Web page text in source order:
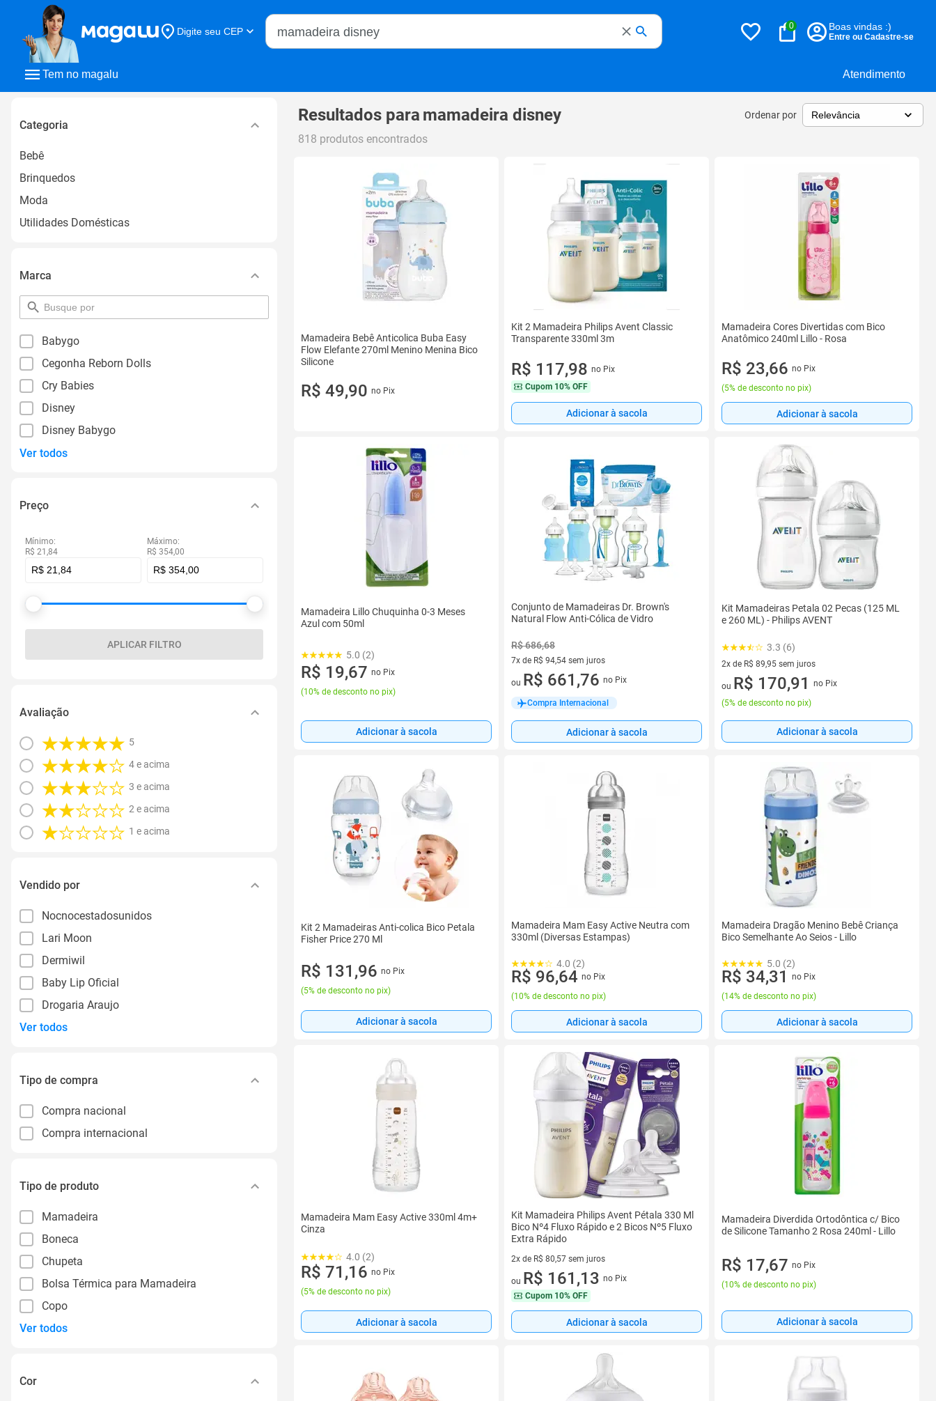
Tem no magalu Atendimento
Digite seu CEP
Buscar no Magalu
0 Boas vindas :)
Entre ou Cadastre-se
Categoria
Bebê
Brinquedos
Moda
Utilidades Domésticas
Marca
pesquisar
por
Babygo
Cegonha Reborn Dolls
Cry Babies
Disney
Disney Babygo
Ver todos
Preço
Mínimo:
R$ 21,84
Máximo:
R$ 354,00
APLICAR FILTRO
Avaliação
5
4 e acima
3 e acima
2 e acima
1 e acima
Vendido por
Nocnocestadosunidos
Lari Moon
Dermiwil
Baby Lip Oficial
Drogaria Araujo
Ver todos
Tipo de compra
Compra nacional
Compra internacional
Tipo de produto
Mamadeira
Boneca
Chupeta
Bolsa Térmica para Mamadeira
Copo
Ver todos
Cor
Resultados para mamadeira disney Ordenar por
818 produtos encontrados
Mamadeira Bebê Anticolica Buba Easy
Flow Elefante 270ml Menino Menina Bico
Silicone
R$ 49,90 no Pix
Kit 2 Mamadeira Philips Avent Classic
Transparente 330ml 3m
R$ 117,98 no Pix
Cupom 10% OFF
Adicionar à sacola
Mamadeira Cores Divertidas com Bico
Anatômico 240ml Lillo - Rosa
R$ 23,66 no Pix
(5% de desconto no pix)
Adicionar à sacola
Mamadeira Lillo Chuquinha 0-3 Meses
Azul com 50ml
5.0 (2)
R$ 19,67 no Pix
(10% de desconto no pix)
Adicionar à sacola
Conjunto de Mamadeiras Dr. Brown's
Natural Flow Anti-Cólica de Vidro
R$ 686,68
7x de R$ 94,54 sem juros
7 vez de R$ 94,54 sem juros
ou R$ 661,76 no Pix
Compra Internacional
Adicionar à sacola
Kit Mamadeiras Petala 02 Pecas (125 ML
e 260 ML) - Philips AVENT
3.3 (6)
2x de R$ 89,95 sem juros
2 vez de R$ 89,95 sem juros
ou R$ 170,91
no Pix
(5% de desconto no pix)
Adicionar à sacola
Kit 2 Mamadeiras Anti-colica Bico Petala
Fisher Price 270 Ml
R$ 131,96 no Pix
(5% de desconto no pix)
Adicionar à sacola
Mamadeira Mam Easy Active Neutra com
330ml (Diversas Estampas)
4.0 (2)
R$ 96,64 no Pix
(10% de desconto no pix)
Adicionar à sacola
Mamadeira Dragão Menino Bebê Criança
Bico Semelhante Ao Seios - Lillo
5.0 (2)
R$ 34,31
no Pix
(14% de desconto no pix)
Adicionar à sacola
Mamadeira Mam Easy Active 330ml 4m+
Cinza
4.0 (2)
R$ 71,16 no Pix
(5% de desconto no pix)
Adicionar à sacola
Kit Mamadeira Philips Avent Pétala 330 Ml
Bico Nº4 Fluxo Rápido e 2 Bicos Nº5 Fluxo
Extra Rápido
2x de R$ 80,57 sem juros
2 vez de R$ 80,57 sem juros
ou R$ 161,13 no Pix
Cupom 10% OFF
Adicionar à sacola
Mamadeira Diverdida Ortodôntica c/ Bico
de Silicone Tamanho 2 Rosa 240ml - Lillo
R$ 17,67 no Pix
(10% de desconto no pix)
Adicionar à sacola